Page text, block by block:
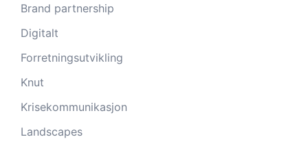
Brand partnership
Digitalt
Forretningsutvikling
Knut
Krisekommunikasjon
Landscapes